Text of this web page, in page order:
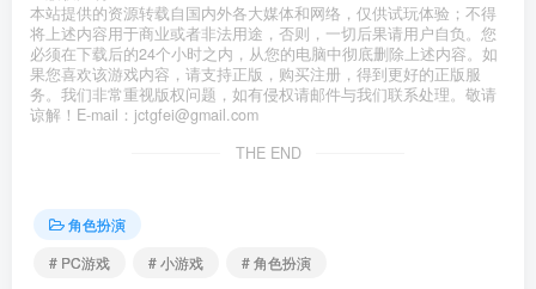
本站提供的资源转载自国内外各大媒体和网络，仅供试玩体验；不得
将上述内容用于商业或者非法用途，否则，一切后果请用户自负。您
必须在下载后的24个小时之内，从您的电脑中彻底删除上述内容。如
果您喜欢该游戏内容，请支持正版，购买注册，得到更好的正版服
务。我们非常重视版权问题，如有侵权请邮件与我们联系处理。敬请
谅解！E-mail：jctgfei@gmail.com
THE END
角色扮演
# PC游戏
# 小游戏 # 角色扮演